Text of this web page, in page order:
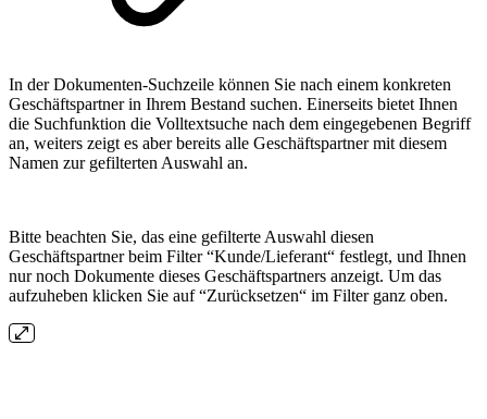
In der Dokumenten-Suchzeile können Sie nach einem konkreten
Geschäftspartner in Ihrem Bestand suchen. Einerseits bietet Ihnen
die Suchfunktion die Volltextsuche nach dem eingegebenen Begriff
an, weiters zeigt es aber bereits alle Geschäftspartner mit diesem
Namen zur gefilterten Auswahl an.
Bitte beachten Sie, das eine gefilterte Auswahl diesen
Geschäftspartner beim Filter “Kunde/Lieferant“ festlegt, und Ihnen
nur noch Dokumente dieses Geschäftspartners anzeigt. Um das
aufzuheben klicken Sie auf “Zurücksetzen“ im Filter ganz oben.